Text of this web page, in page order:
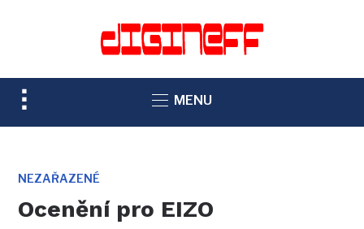
TOGGLE
SIDEBAR
NAVIGATION
MENU
NEZAŘAZENÉ
Ocenění pro EIZO